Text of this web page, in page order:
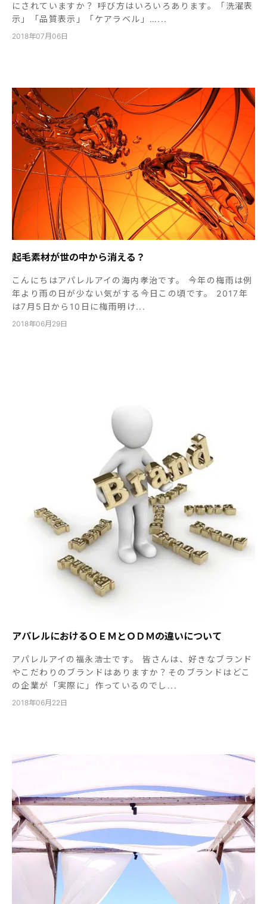
にされていますか？ 呼び方はいろいろあります。「洗濯表
示」「品質表示」「ケアラベル」…...
2018年07月06日
起毛素材が世の中から消える？
こんにちはアパレルアイの海内孝治です。 今年の梅雨は例
年より雨の日が少ない気がする今日この頃です。 2017年
は7月5日から10日に梅雨明け...
2018年06月29日
アパレルにおけるＯＥＭとＯＤＭの違いについて
アパレルアイの福永浩士です。 皆さんは、好きなブランド
やこだわりのブランドはありますか？そのブランドはどこ
の企業が「実際に」作っているのでし...
2018年06月22日